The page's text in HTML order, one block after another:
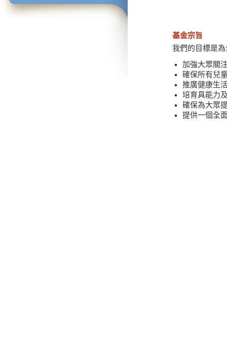
基金宗旨
我們的目標是
加強大眾關
確保所有兒
推廣健康生
培育具能力
確保為大眾
提供一個全